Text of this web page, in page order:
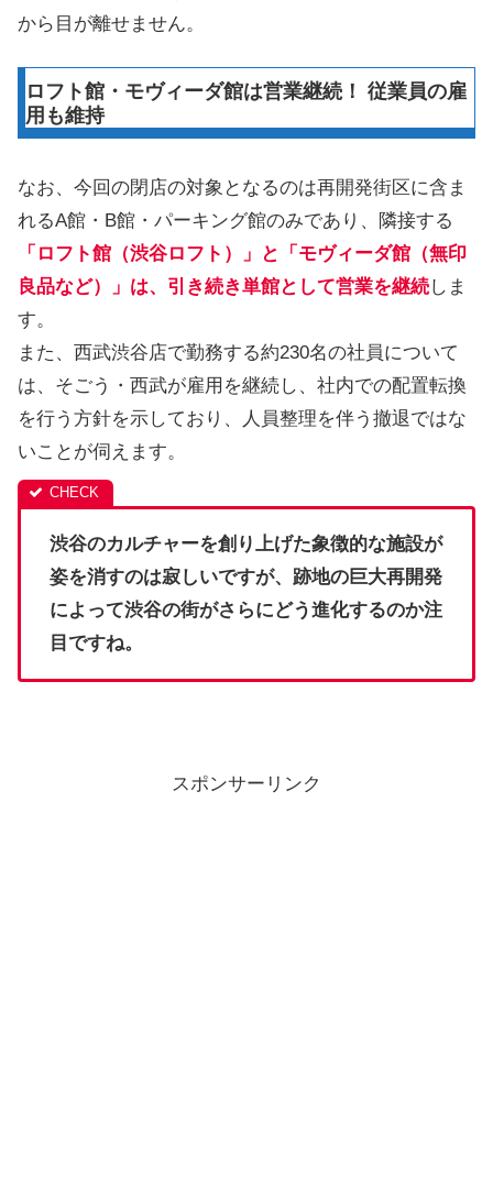
から目が離せません。
ロフト館・モヴィーダ館は営業継続！ 従業員の雇
用も維持
なお、今回の閉店の対象となるのは再開発街区に含ま
れるA館・B館・パーキング館のみであり、隣接する
「ロフト館（渋谷ロフト）」と「モヴィーダ館（無印
良品など）」は、引き続き単館として営業を継続しま
す。
また、西武渋谷店で勤務する約230名の社員について
は、そごう・西武が雇用を継続し、社内での配置転換
を行う方針を示しており、人員整理を伴う撤退ではな
いことが伺えます。
渋谷のカルチャーを創り上げた象徴的な施設が
姿を消すのは寂しいですが、跡地の巨大再開発
によって渋谷の街がさらにどう進化するのか注
目ですね。
スポンサーリンク